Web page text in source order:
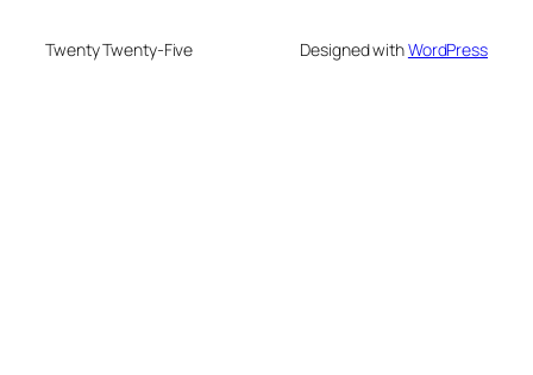
Twenty Twenty-Five Designed withWordPress